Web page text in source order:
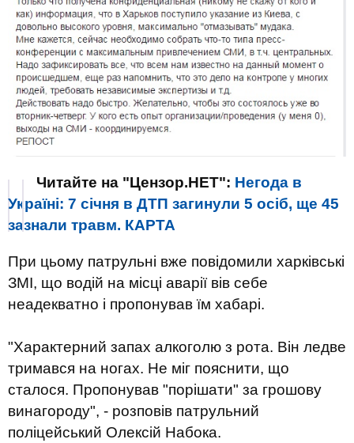
Читайте на "Цензор.НЕТ": Негода в
Україні: 7 січня в ДТП загинули 5 осіб, ще 45
зазнали травм. КАРТА
При цьому патрульні вже повідомили харківські
ЗМІ, що водій на місці аварії вів себе
неадекватно і пропонував їм хабарі.
"Характерний запах алкоголю з рота. Він ледве
тримався на ногах. Не міг пояснити, що
сталося. Пропонував "порішати" за грошову
винагороду", - розповів патрульний
поліцейський Олексій Набока.